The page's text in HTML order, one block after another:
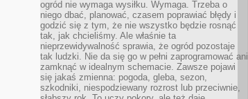
ogród nie wymaga wysiłku. Wymaga. Trzeba o
niego dbać, planować, czasem poprawiać błędy i
godzić się z tym, że nie wszystko będzie rosnąć
tak, jak chcieliśmy. Ale właśnie ta
nieprzewidywalność sprawia, że ogród pozostaje
tak ludzki. Nie da się go w pełni zaprogramować ani
zamknąć w idealnym schemacie. Zawsze pojawi
się jakaś zmienna: pogoda, gleba, sezon,
szkodniki, niespodziewany rozrost lub przeciwnie,